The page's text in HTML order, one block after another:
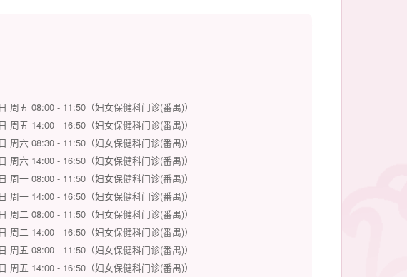
周五 08:00 - 11:50（妇女保健科门诊(番禺)）
周五 14:00 - 16:50（妇女保健科门诊(番禺)）
周六 08:30 - 11:50（妇女保健科门诊(番禺)）
周六 14:00 - 16:50（妇女保健科门诊(番禺)）
周一 08:00 - 11:50（妇女保健科门诊(番禺)）
周一 14:00 - 16:50（妇女保健科门诊(番禺)）
周二 08:00 - 11:50（妇女保健科门诊(番禺)）
周二 14:00 - 16:50（妇女保健科门诊(番禺)）
周五 08:00 - 11:50（妇女保健科门诊(番禺)）
周五 14:00 - 16:50（妇女保健科门诊(番禺)）